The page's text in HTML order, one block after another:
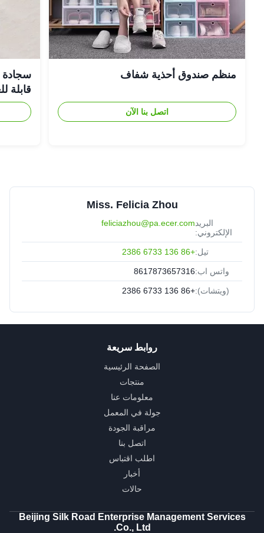
منظم صندوق أحذية شفاف
اتصل بنا الآن
سجادة
قابلة
Miss. Felicia Zhou
البريد
الإلكتروني:
feliciazhou@pa.ecer.com
تيل:+86 136 6733 2386
واتس اب:8617873657316
(ويتشات):+86 136 6733 2386
روابط سريعة
الصفحة الرئيسية
منتجات
معلومات عنا
جولة في المعمل
مراقبة الجودة
اتصل بنا
اطلب اقتباس
أخبار
حالات
Beijing Silk Road Enterprise Management Services
Co., Ltd.